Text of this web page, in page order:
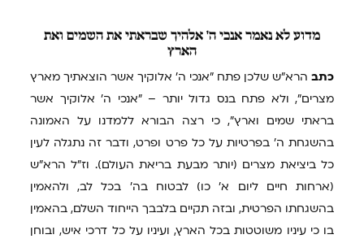
מדוע לא נאמר אנכי ה' אלהיך שבראתי את השמים ואת
הארץ
כתב הרא"ש שלכן פתח "אנכי ה' אלוקיך אשר הוצאתיך מארץ
מצרים", ולא פתח בנס גדול יותר – "אנכי ה' אלוקיך אשר
בראתי שמים וארץ", כי רצה הבורא ללמדנו על האמונה
בהשגחת ה' בפרטיות על כל פרט ופרט, ודבר זה נתגלה לעין
כל ביציאת מצרים (יותר מבעת בריאת העולם). וז"ל הרא"ש
(ארחות חיים ליום א' כו) לבטוח בה' בכל לב, ולהאמין
בהשגחתו הפרטית, ובזה תקיים בלבבך הייחוד השלם, בהאמין
בו כי עיניו משוטטות בכל הארץ, ועיניו על כל דרכי איש, ובוחן